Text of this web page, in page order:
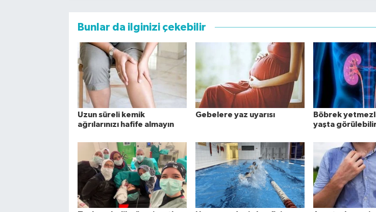
Bunlar da ilginizi çekebilir
Uzun süreli kemik
ağrılarınızı hafife almayın
Gebelere yaz uyarısı
Böbrek
yaşta